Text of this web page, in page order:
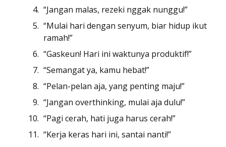
“Jangan malas, rezeki nggak nunggu!”
“Mulai hari dengan senyum, biar hidup ikut
ramah!”
“Gaskeun! Hari ini waktunya produktif!”
“Semangat ya, kamu hebat!”
“Pelan-pelan aja, yang penting maju!”
“Jangan overthinking, mulai aja dulu!”
“Pagi cerah, hati juga harus cerah!”
“Kerja keras hari ini, santai nanti!”